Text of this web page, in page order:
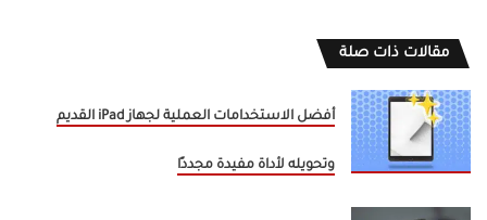
مقالات ذات صلة
أفضل الاستخدامات العملية لجهاز iPad القديم
وتحويله لأداة مفيدة مجددًا